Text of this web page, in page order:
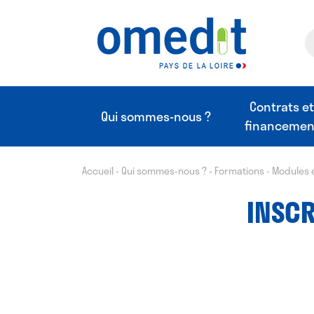
Qui sommes-nous ?
Contrats et
Accueil - Qui sommes-nous ?- Formations- Modules